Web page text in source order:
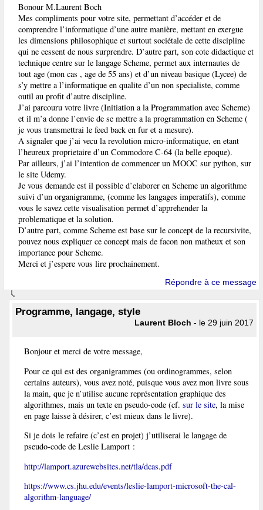
Bonour M.Laurent Boch
Mes compliments pour votre site, permettant d’accéder et de
comprendre l’informatique d’une autre manière, mettant en exergue
les dimensions philosophique et surtout sociétale de cette discipline
qui ne cessent de nous surprendre. D’autre part, son cote didactique et
technique centre sur le langage Scheme, permet aux internautes de
tout age (mon cas , age de 55 ans) et d’un niveau basique (Lycee) de
s’y mettre a l’informatique en qualite d’un non specialiste, comme
outil au profit d’autre discipline.
J’ai parcouru votre livre (Initiation a la Programmation avec Scheme)
et il m’a donne l’envie de se mettre a la programmation en Scheme (
je vous transmettrai le feed back en fur et a mesure).
A signaler que j’ai vecu la revolution micro-informatique, en etant
l’heureux proprietaire d’un Commodore C-64 (la belle epoque).
Par ailleurs, j’ai l’intention de commencer un MOOC sur python, sur
le site Udemy.
Je vous demande est il possible d’elaborer en Scheme un algorithme
suivi d’un organigramme, (comme les langages imperatifs), comme
vous le savez cette visualisation permet d’apprehender la
problematique et la solution.
D’autre part, comme Scheme est base sur le concept de la recursivite,
pouvez nous expliquer ce concept mais de facon non matheux et son
importance pour Scheme.
Merci et j’espere vous lire prochainement.
Répondre à ce message
Programme, langage, style
Laurent Bloch - le 29 juin 2017
Bonjour et merci de votre message,
Pour ce qui est des organigrammes (ou ordinogrammes, selon
certains auteurs), vous avez noté, puisque vous avez mon livre sous
la main, que je n’utilise aucune représentation graphique des
algorithmes, mais un texte en pseudo-code (cf. sur le site, la mise
en page laisse à désirer, c’est mieux dans le livre).
Si je dois le refaire (c’est en projet) j’utiliserai le langage de
pseudo-code de Leslie Lamport :
http://lamport.azurewebsites.net/tla/dcas.pdf
https://www.cs.jhu.edu/events/leslie-lamport-microsoft-the-cal-
algorithm-language/